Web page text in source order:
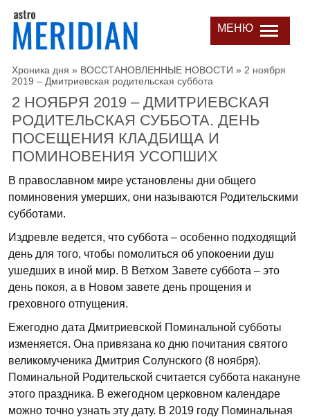
МЕНЮ
Хроника дня » ВОССТАНОВЛЕННЫЕ НОВОСТИ » 2 ноября
2019 – Дмитриевская родительская суббота
2 НОЯБРЯ 2019 – ДМИТРИЕВСКАЯ
РОДИТЕЛЬСКАЯ СУББОТА. ДЕНЬ
ПОСЕЩЕНИЯ КЛАДБИЩА И
ПОМИНОВЕНИЯ УСОПШИХ
В православном мире установлены дни общего
поминовения умерших, они называются Родительскими
субботами.
Издревле ведется, что суббота – особенно подходящий
день для того, чтобы помолиться об упокоении душ
ушедших в иной мир. В Ветхом Завете суббота – это
день покоя, а в Новом завете день прощения и
греховного отпущения.
Ежегодно дата Дмитриевской Поминальной субботы
изменяется. Она привязана ко дню почитания святого
великомученика Дмитрия Солунского (8 ноября).
Поминальной Родительской считается суббота накануне
этого праздника. В ежегодном церковном календаре
можно точно узнать эту дату. В 2019 году Поминальная